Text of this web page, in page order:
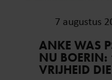
7 augustus
ANKE WAS
NU BOERIN:
VRIJHEID